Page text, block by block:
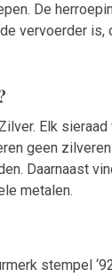
De
vervoerder
Elk
geen
Daarnaast
metalen.
stempel